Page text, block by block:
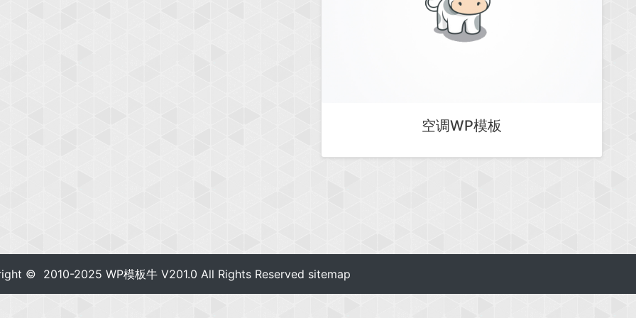
空调WP模板
© 2010-2025 WP模板牛V201.0 All Rights Reserved sitemap